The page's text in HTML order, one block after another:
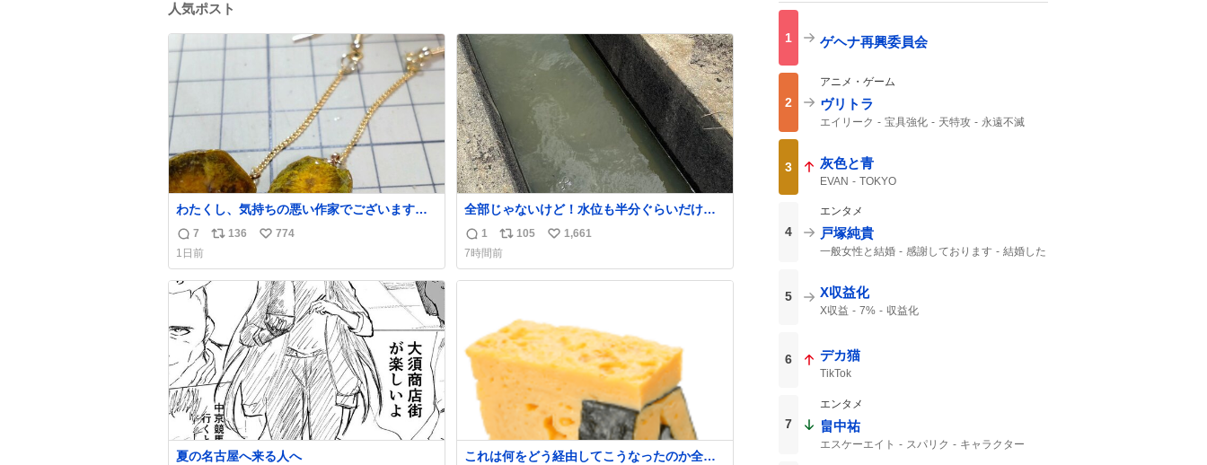
人気ポスト
わたくし、気持ちの悪い作家でございます。
昨日産出しました胆石をピアスにしました。
とても希少な石です。 割ってみたらなかなか
綺麗でした。 次回の外来はこれ付けて行きま
す。
返
信
数
7
リ
ス
数
136
い
ね
数
774
1日前
全部じゃないけど！水位も半分ぐらいだけ
ど！水が来はじめたよ！！！ 作業してくれた
方々ありがとーーー
ー！！！！！！！！！！！！！！！！！！！
！！！！！！！
返
信
数
1
リ
ポ
ス
105
い
ね
1,661
7時間前
夏の名古屋へ来る人へ
これは何をどう経由してこうなったのか全く
1 ゲヘナ再興委員会
2
アニメ・ゲーム
ヴリトラ
エイリーク 宝具強化 天特攻
永遠不滅
3 灰色と青
EVAN TOKYO
4
エンタメ
戸塚純貴
一般女性と結婚 感謝しております
結婚した
5 X収益化
X収益 7% 収益化
6 デカ猫
TikTok
7
エンタメ
畠中祐
エスケーエイト スパリク
キャラクター